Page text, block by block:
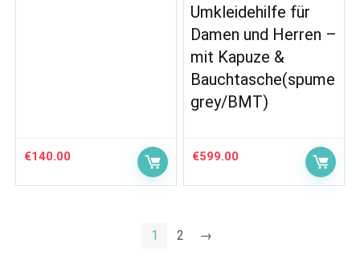
€140.00
Umkleidehilfe für
Damen und Herren –
mit Kapuze &
Bauchtasche(spume
grey/BMT)
€599.00
1 2 →